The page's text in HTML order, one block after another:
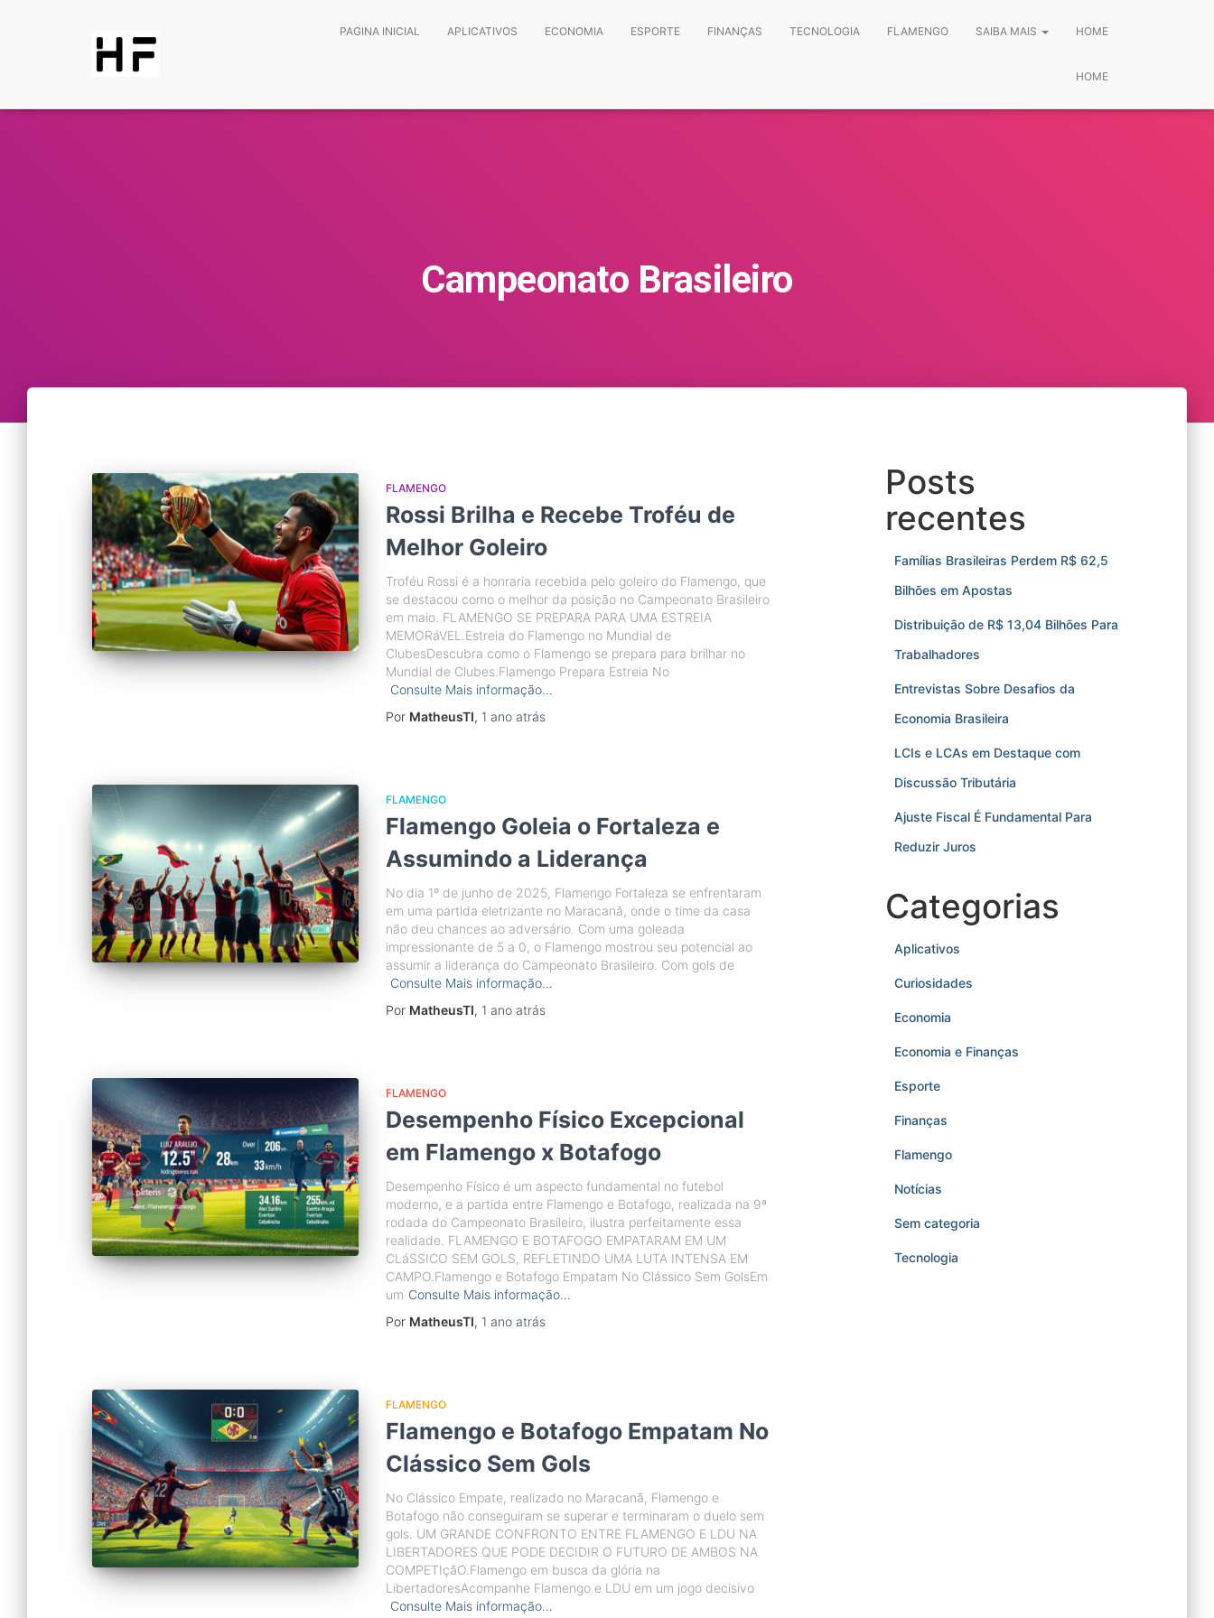
PAGINA INICIAL APLICATIVOS ECONOMIA ESPORTE FINANÇAS TECNOLOGIA FLAMENGO SAIBA MAIS HOME
HOME
Campeonato Brasileiro
FLAMENGO
Rossi Brilha e Recebe Troféu de
Melhor Goleiro
Troféu Rossi é a honraria recebida pelo goleiro do Flamengo, que
se destacou como o melhor da posição no Campeonato Brasileiro
em maio. FLAMENGO SE PREPARA PARA UMA ESTREIA
MEMORáVEL.Estreia do Flamengo no Mundial de
ClubesDescubra como o Flamengo se prepara para brilhar no
Mundial de Clubes.Flamengo Prepara Estreia No
Consulte Mais informação…
Por MatheusTI, 1 ano atrás
FLAMENGO
Flamengo Goleia o Fortaleza e
Assumindo a Liderança
No dia 1º de junho de 2025, Flamengo Fortaleza se enfrentaram
em uma partida eletrizante no Maracanã, onde o time da casa
não deu chances ao adversário. Com uma goleada
impressionante de 5 a 0, o Flamengo mostrou seu potencial ao
assumir a liderança do Campeonato Brasileiro. Com gols de
Consulte Mais informação…
Por MatheusTI, 1 ano atrás
FLAMENGO
Desempenho Físico Excepcional
em Flamengo x Botafogo
Desempenho Físico é um aspecto fundamental no futebol
moderno, e a partida entre Flamengo e Botafogo, realizada na 9ª
rodada do Campeonato Brasileiro, ilustra perfeitamente essa
realidade. FLAMENGO E BOTAFOGO EMPATARAM EM UM
CLáSSICO SEM GOLS, REFLETINDO UMA LUTA INTENSA EM
CAMPO.Flamengo e Botafogo Empatam No Clássico Sem GolsEm
um Consulte Mais informação…
Por MatheusTI, 1 ano atrás
FLAMENGO
Flamengo e Botafogo Empatam No
Clássico Sem Gols
No Clássico Empate, realizado no Maracanã, Flamengo e
Botafogo não conseguiram se superar e terminaram o duelo sem
gols. UM GRANDE CONFRONTO ENTRE FLAMENGO E LDU NA
LIBERTADORES QUE PODE DECIDIR O FUTURO DE AMBOS NA
COMPETIçãO.Flamengo em busca da glória na
LibertadoresAcompanhe Flamengo e LDU em um jogo decisivo
Consulte Mais informação…
Posts
recentes
Famílias Brasileiras Perdem R$ 62,5
Bilhões em Apostas
Distribuição de R$ 13,04 Bilhões Para
Trabalhadores
Entrevistas Sobre Desafios da
Economia Brasileira
LCIs e LCAs em Destaque com
Discussão Tributária
Ajuste Fiscal É Fundamental Para
Reduzir Juros
Categorias
Aplicativos
Curiosidades
Economia
Economia e Finanças
Esporte
Finanças
Flamengo
Notícias
Sem categoria
Tecnologia